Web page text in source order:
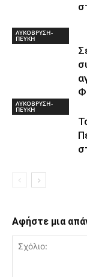
ΛΥΚΟΒΡΥΣΗ-
ΠΕΥΚΗ
ΛΥΚΟΒΡΥΣΗ-
ΠΕΥΚΗ
Αφήστε μια